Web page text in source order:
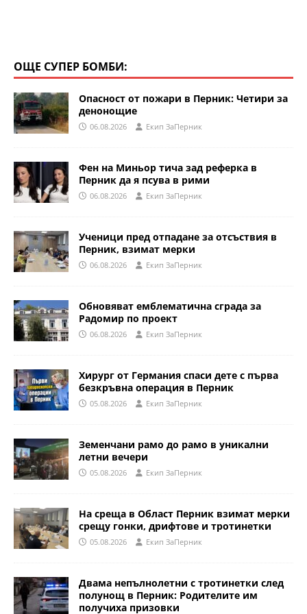
ОЩЕ СУПЕР БОМБИ:
Опасност от пожари в Перник: Четири за
денонощие
06.08.2026 Eкип ЗаПерник
Фен на Миньор тича зад реферка в
Перник да я псува в рими
06.08.2026 Eкип ЗаПерник
Ученици пред отпадане за отсъствия в
Перник, взимат мерки
06.08.2026 Eкип ЗаПерник
Обновяват емблематична сграда за
Радомир по проект
06.08.2026 Eкип ЗаПерник
Хирург от Германия спаси дете с първа
безкръвна операция в Перник
05.08.2026 Eкип ЗаПерник
Земенчани рамо до рамо в уникални
летни вечери
05.08.2026 Eкип ЗаПерник
На среща в Област Перник взимат мерки
срещу гонки, дрифтове и тротинетки
05.08.2026 Eкип ЗаПерник
Двама непълнолетни с тротинетки след
полунощ в Перник: Родителите им
получиха призовки